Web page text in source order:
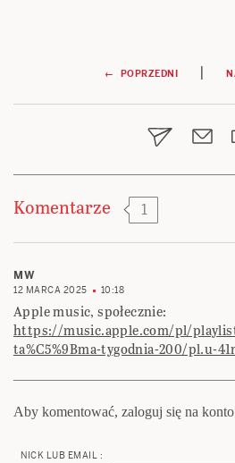
Nawigacja
wpisu
← POPRZEDNI |
Komentarze 1
MW
12 MARCA 2025 10:18
Apple music, społecznie:
https://music.apple.com/pl/
ta%C5%9Bma-tygodnia-200/pl.u-
Aby komentować, zaloguj się na
NICK LUB EMAIL :